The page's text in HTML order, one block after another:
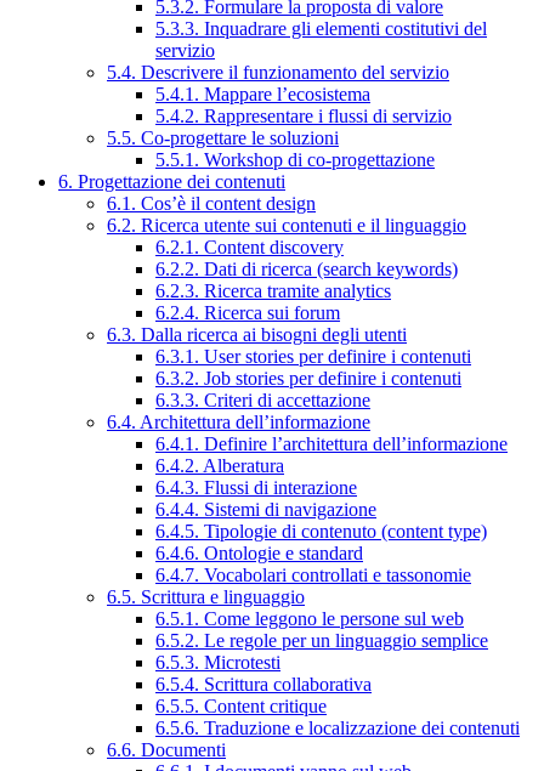
5.3.2. Formulare la proposta di valore
5.3.3. Inquadrare gli elementi costitutivi del
servizio
5.4. Descrivere il funzionamento del servizio
5.4.1. Mappare l’ecosistema
5.4.2. Rappresentare i flussi di servizio
5.5. Co-progettare le soluzioni
5.5.1. Workshop di co-progettazione
6. Progettazione dei contenuti
6.1. Cos’è il content design
6.2. Ricerca utente sui contenuti e il linguaggio
6.2.1. Content discovery
6.2.2. Dati di ricerca (search keywords)
6.2.3. Ricerca tramite analytics
6.2.4. Ricerca sui forum
6.3. Dalla ricerca ai bisogni degli utenti
6.3.1. User stories per definire i contenuti
6.3.2. Job stories per definire i contenuti
6.3.3. Criteri di accettazione
6.4. Architettura dell’informazione
6.4.1. Definire l’architettura dell’informazione
6.4.2. Alberatura
6.4.3. Flussi di interazione
6.4.4. Sistemi di navigazione
6.4.5. Tipologie di contenuto (content type)
6.4.6. Ontologie e standard
6.4.7. Vocabolari controllati e tassonomie
6.5. Scrittura e linguaggio
6.5.1. Come leggono le persone sul web
6.5.2. Le regole per un linguaggio semplice
6.5.3. Microtesti
6.5.4. Scrittura collaborativa
6.5.5. Content critique
6.5.6. Traduzione e localizzazione dei contenuti
6.6. Documenti